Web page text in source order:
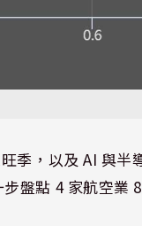
季，以及 AI 與
盤點 4 家航空業